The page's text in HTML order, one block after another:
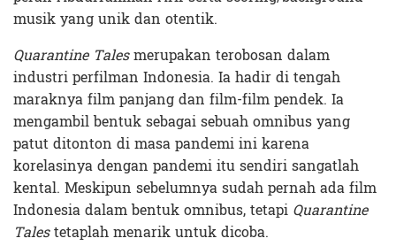
musik yang unik dan otentik.
Quarantine Talesmerupakan terobosan dalam
industri perfilman Indonesia. Ia hadir di tengah
maraknya film panjang dan film-film pendek. Ia
mengambil bentuk sebagai sebuah omnibus yang
patut ditonton di masa pandemi ini karena
korelasinya dengan pandemi itu sendiri sangatlah
kental. Meskipun sebelumnya sudah pernah ada film
Indonesia dalam bentuk omnibus, tetapi Quarantine
Talestetaplah menarik untuk dicoba.